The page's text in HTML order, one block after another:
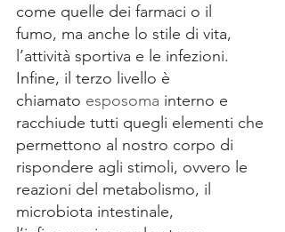
come quelle dei farmaci o il
fumo, ma anche lo stile di vita,
l’attività sportiva e le infezioni.
Infine, il terzo livello è
chiamato esposoma interno e
racchiude tutti quegli elementi che
permettono al nostro corpo di
rispondere agli stimoli, ovvero le
reazioni del metabolismo, il
microbiota intestinale,